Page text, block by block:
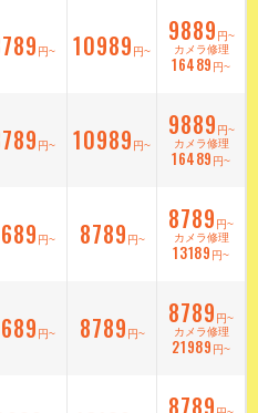
円~ 10989 円~
9889 円~
カメラ修理
16489 円~
円~ 10989 円~
9889 円~
カメラ修理
16489 円~
円~ 8789 円~
8789 円~
カメラ修理
13189 円~
円~ 8789 円~
8789 円~
カメラ修理
21989 円~
8789